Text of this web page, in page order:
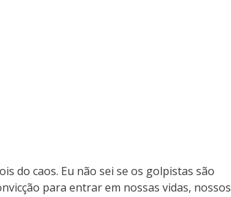
do caos. Eu não sei se os golpistas são
para entrar em nossas vidas, nossos